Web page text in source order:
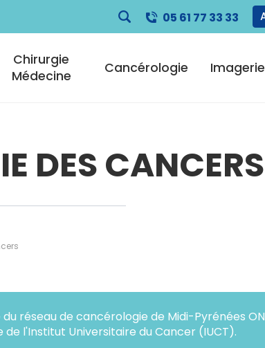
05 61 77 33 33
Chirurgie
Médecine
Cancérologie Imagerie
DES CANCERS
réseau de cancérologie de Midi-Pyrénées
l'Institut Universitaire du Cancer (IUCT).